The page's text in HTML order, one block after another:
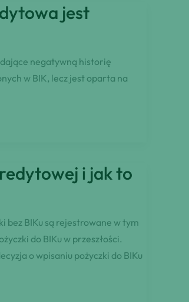
jest
negatywną historię
w BIK, lecz jest oparta na
i jak to
bez BIKu są rejestrowane w tym
do BIKu w przeszłości.
o wpisaniu pożyczki do BIKu